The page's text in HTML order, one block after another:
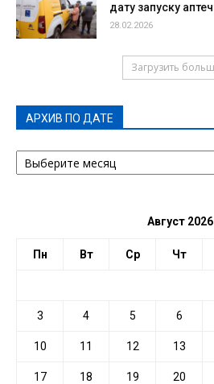
дату запуску
28.02.2026
Загрузить
АРХИВ ПО ДАТЕ
АРХИВ
ПО
Август 2026
Пн Вт Ср Чт
3 4 5 6
10 11 12 13
17 18 19 20